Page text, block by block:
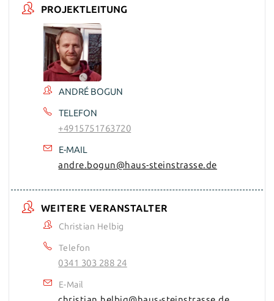
PROJEKTLEITUNG
ANDRÉ BOGUN
TELEFON
+4915751763720
E-MAIL
andre.bogun@haus-steinstrasse.de
WEITERE VERANSTALTER
Christian Helbig
Telefon
0341 303 288 24
E-Mail